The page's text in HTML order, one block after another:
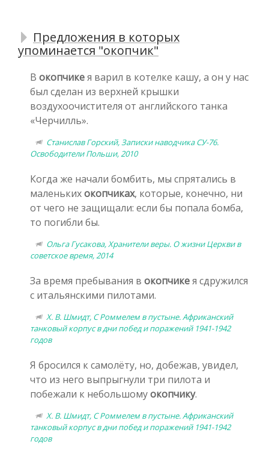
Предложения в которых
упоминается "окопчик"
В окопчикея варил в котелке кашу, а он у нас
был сделан из верхней крышки
воздухоочистителя от английского танка
«Черчилль».
Станислав Горский, Записки наводчика СУ-76.
Освободители Польши, 2010
Когда же начали бомбить, мы спрятались в
маленькихокопчиках, которые, конечно, ни
от чего не защищали: если бы попала бомба,
то погибли бы.
Ольга Гусакова, Хранители веры. О жизни Церкви в
советское время, 2014
За время пребывания в окопчикея сдружился
с итальянскими пилотами.
Х. В. Шмидт, С Роммелем в пустыне. Африканский
танковый корпус в дни побед и поражений 1941-1942
годов
Я бросился к самолёту, но, добежав, увидел,
что из него выпрыгнули три пилота и
побежали к небольшомуокопчику.
Х. В. Шмидт, С Роммелем в пустыне. Африканский
танковый корпус в дни побед и поражений 1941-1942
годов